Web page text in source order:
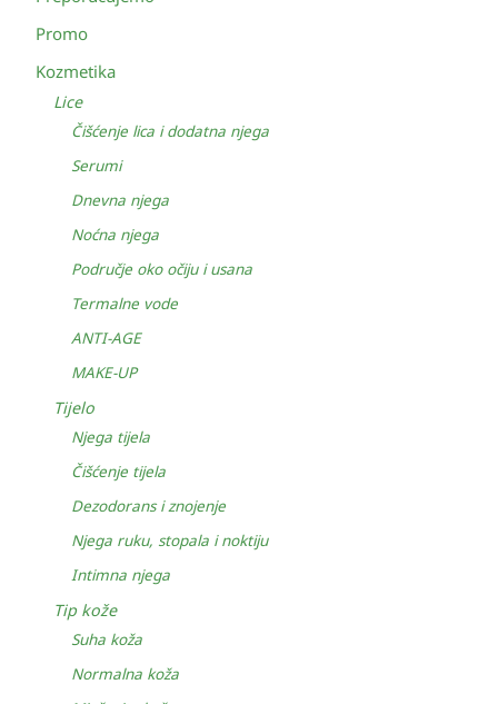
Promo
Kozmetika
Lice
Čišćenje lica i dodatna njega
Serumi
Dnevna njega
Noćna njega
Područje oko očiju i usana
Termalne vode
ANTI-AGE
MAKE-UP
Tijelo
Njega tijela
Čišćenje tijela
Dezodorans i znojenje
Njega ruku, stopala i noktiju
Intimna njega
Tip kože
Suha koža
Normalna koža